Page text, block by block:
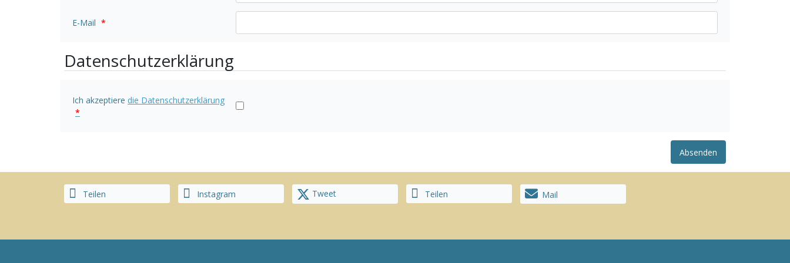
E-Mail *
Datenschutzerklärung
Ich akzeptiere die Datenschutzerklärung
*
Absenden
Teilen Instagram Tweet Teilen Mail